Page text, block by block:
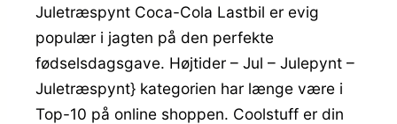
Juletræspynt Coca-Cola Lastbil er evig
populær i jagten på den perfekte
fødselsdagsgave. Højtider – Jul – Julepynt –
Juletræspynt} kategorien har længe være i
Top-10 på online shoppen. Coolstuff er din